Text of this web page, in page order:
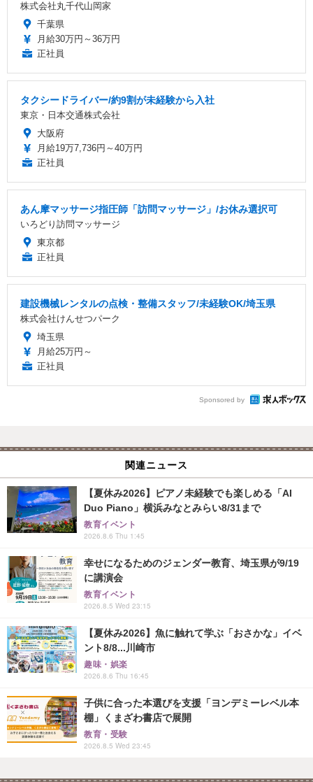
株式会社丸千代山岡家
千葉県
月給30万円～36万円
正社員
タクシードライバー/約9割が未経験から入社
東京・日本交通株式会社
大阪府
月給19万7,736円～40万円
正社員
あん摩マッサージ指圧師「訪問マッサージ」/お休み選択可
いろどり訪問マッサージ
東京都
正社員
建設機械レンタルの点検・整備スタッフ/未経験OK/埼玉県
株式会社けんせつパーク
埼玉県
月給25万円～
正社員
Sponsored by
関連ニュース
【夏休み2026】ピアノ未経験でも楽しめる「AI
Duo Piano」横浜みなとみらい8/31まで
教育イベント
2026.8.6 Thu 1:45
幸せになるためのジェンダー教育、埼玉県が9/19
に講演会
教育イベント
2026.8.5 Wed 23:15
【夏休み2026】魚に触れて学ぶ「おさかな」イベ
ント8/8...川崎市
趣味・娯楽
2026.8.6 Thu 16:45
子供に合った本選びを支援「ヨンデミーレベル本
棚」くまざわ書店で展開
教育・受験
2026.8.5 Wed 23:45